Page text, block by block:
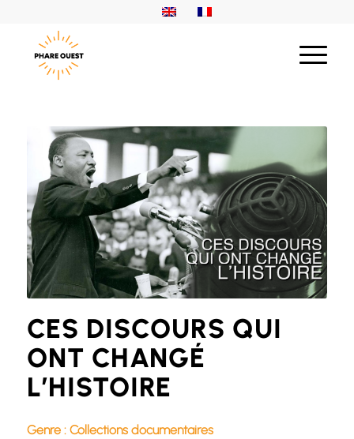
CES DISCOURS QUI
ONT CHANGÉ
L’HISTOIRE
Genre : Collections documentaires